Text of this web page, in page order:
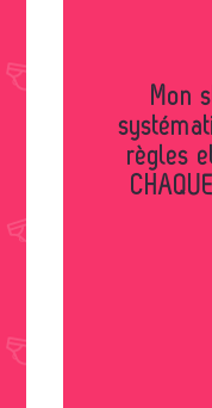
Mon stérilet déclenche
règles